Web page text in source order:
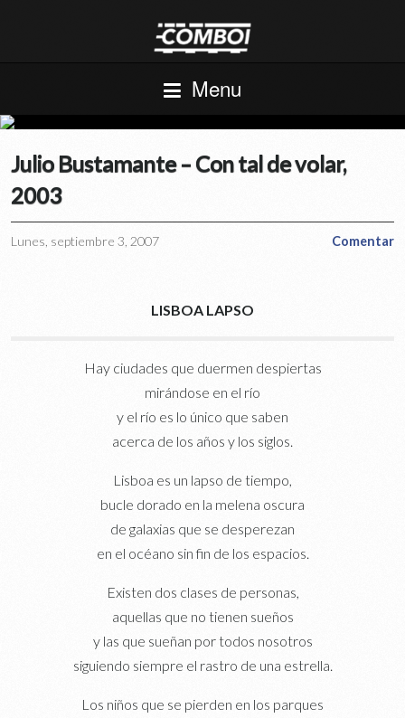
Menu
Julio Bustamante – Con tal de volar,
2003
Lunes, septiembre 3, 2007 Comentar
LISBOA LAPSO
Hay ciudades que duermen despiertas
mirándose en el río
y el río es lo único que saben
acerca de los años y los siglos.
Lisboa es un lapso de tiempo,
bucle dorado en la melena oscura
de galaxias que se desperezan
en el océano sin fin de los espacios.
Existen dos clases de personas,
aquellas que no tienen sueños
y las que sueñan por todos nosotros
siguiendo siempre el rastro de una estrella.
Los niños que se pierden en los parques